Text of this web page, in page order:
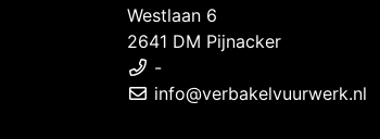
Westlaan 6
2641 DM Pijnacker
-
info@verbakelvuurwerk.nl